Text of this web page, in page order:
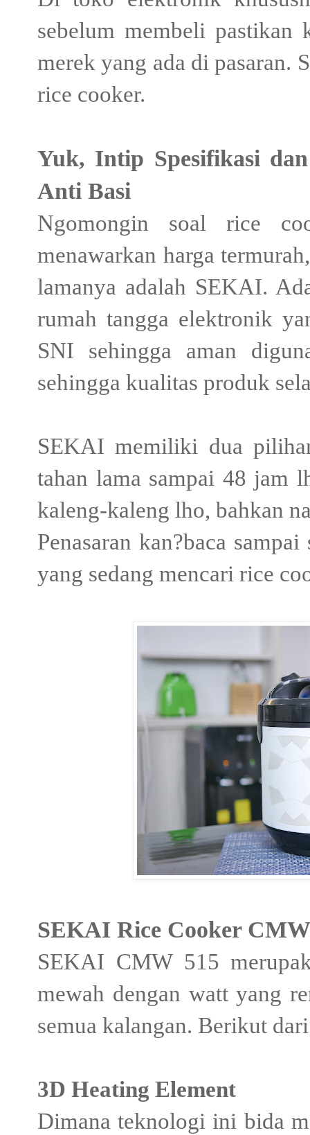
sebelum membeli pastikan
merek yang ada di pasaran.
rice cooker.
Yuk, Intip Spesifikasi
Anti Basi
Ngomongin soal rice
menawarkan harga
lamanya adalah SEKAI.
rumah tangga elektronik
SNI sehingga aman
sehingga kualitas produk
SEKAI memiliki dua
tahan lama sampai 48 jam
kaleng-kaleng lho, bahkan
Penasaran kan?baca
yang sedang mencari rice
SEKAI Rice Cooker
SEKAI CMW 515
mewah dengan watt yang
semua kalangan. Berikut
3D Heating Element
Dimana teknologi ini bida